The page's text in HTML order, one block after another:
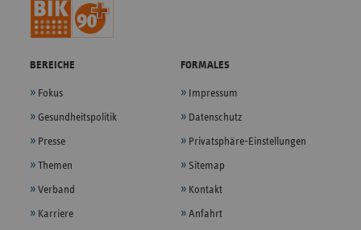
BEREICHE
Fokus
Gesundheitspolitik
Presse
Themen
Verband
Karriere
FORMALES
Impressum
Datenschutz
Privatsphäre-Einstellungen
Sitemap
Kontakt
Anfahrt